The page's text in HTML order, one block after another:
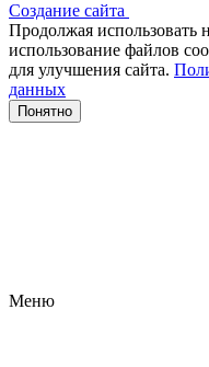
Создание сайта
Продолжая использовать
использование файлов
для улучшения сайта.
данных
Понятно
Меню